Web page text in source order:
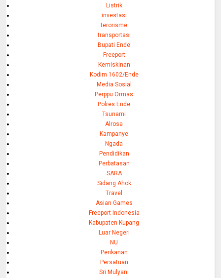
Listrik
investasi
terorisme
transportasi
Bupati Ende
Freeport
Kemiskinan
Kodim 1602/Ende
Media Sosial
Perppu Ormas
Polres Ende
Tsunami
Alrosa
Kampanye
Ngada
Pendidikan
Perbatasan
SARA
Sidang Ahok
Travel
Asian Games
Freeport Indonesia
Kabupaten Kupang
Luar Negeri
NU
Perikanan
Persatuan
Sri Mulyani